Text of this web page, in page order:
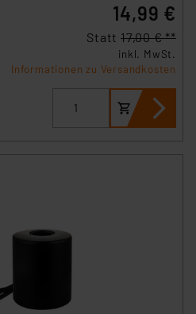
14,99 €
Statt 17,00 € **
inkl. MwSt.
Informationen zu Versandkosten